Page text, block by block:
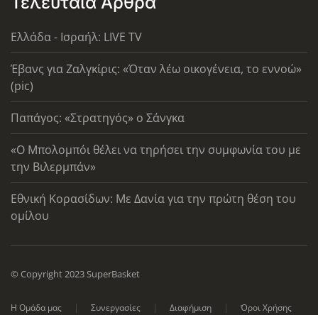
Ελλάδα - Ισραήλ: LIVE TV
Έβανς για Ζαλγκίρις: «Όταν λέω οικογένεια, το εννοώ»
(pic)
Παπάγος: «Στρατηγός» ο Σάνγκα
«Ο Μπολομπόι θέλει να τηρήσει την συμφωνία του με
την Βιλερμπάν»
Εθνική Κορασίδων: Με Δανία για την πρώτη θέση του
ομίλου
© Copyright 2023 SuperBasket
Η Ομάδα μας Συνεργασίες Διαφήμιση
Όροι Χρήσης